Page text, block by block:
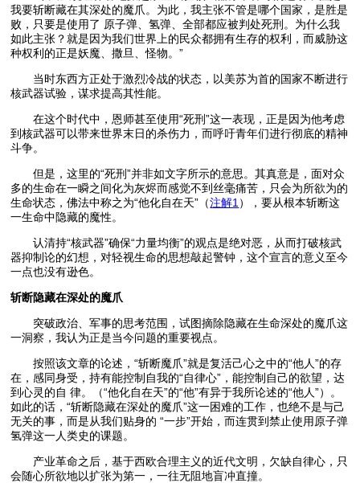
我要斩断藏在其深处的魔爪。为此，我主张不管是哪个国家，是胜是
败，只要是使用了 原子弹、氢弹、全部都应被判处死刑。为什么我
如此主张？就是因为我们世界上的民众都拥有生存的权利，而威胁这
种权利的正是妖魔、撒旦、怪物。”
当时东西方正处于激烈冷战的状态，以美苏为首的国家不断进行
核武器试验，谋求提高其性能。
在这个时代中，恩师甚至使用“死刑”这一表现，正是因为他考虑
到核武器可以带来世界末日的杀伤力，而呼吁青年们进行彻底的精神
斗争。
但是，这里的“死刑”并非如文字所示的意思。其真意是，面对众
多的生命在一瞬之间化为灰烬而感觉不到丝毫痛苦，只会为所欲为的
生命状态，佛法中称之为“他化自在天”（注解1 ），要从根本斩断这
一生命中隐藏的魔性。
认清持“核武器”确保“力量均衡”的观点是绝对恶，从而打破核武
器抑制论的幻想，对轻视生命的思想敲起警钟，这个宣言的意义至今
一点也没有逊色。
斩断隐藏在深处的魔爪
突破政治、军事的思考范围，试图摘除隐藏在生命深处的魔爪这
一洞察，我认为正是当今问题的重要视点。
按照该文章的论述，“斩断魔爪”就是复活己心之中的“他人”的存
在，感同身受，持有能控制自我的“自律心”，能控制自己的欲望，达
到心灵的自 律。（“他化自在天”的“他”有异于我所论述的“他人”）。
如此的话，“斩断隐藏在深处的魔爪”这一困难的工作，也绝不是与己
无关的事，而是从我们贴身的 “一步”开始，而连贯到禁止使用原子弹
氢弹这一人类史的课题。
产业革命之后，基于西欧合理主义的近代文明，欠缺自律心，只
会随心所欲地以扩张为第一，一往无阻地盲冲直撞。